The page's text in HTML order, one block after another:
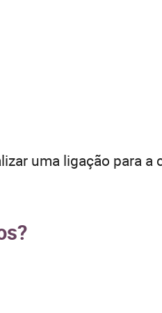
uma ligação para a